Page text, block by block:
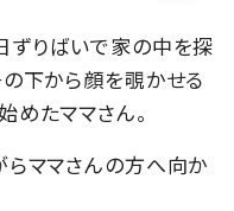
ずりばいで家の中を探
下から顔を覗かせる
めたママさん。
らママさんの方へ向か